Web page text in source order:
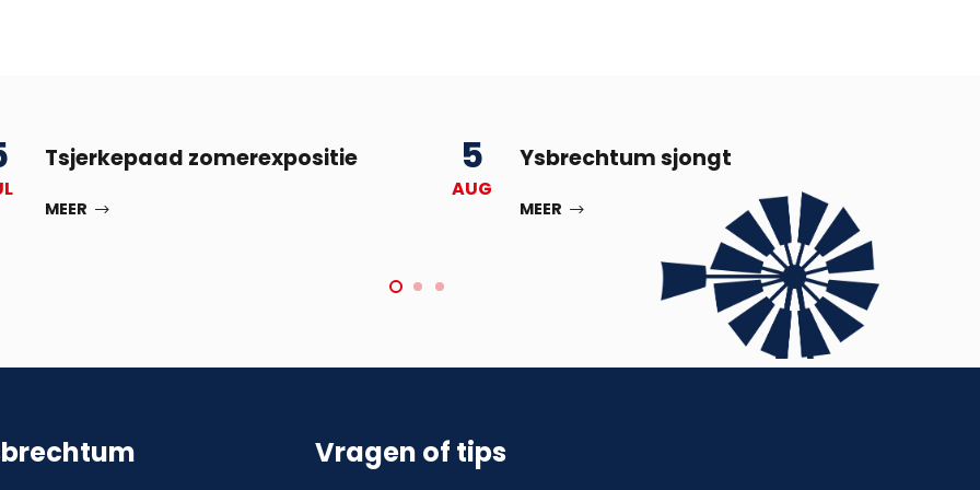
Tsjerkepaad zomerexpositie
MEER
5
AUG
Ysbrechtum sjongt
MEER
Vragen of tips